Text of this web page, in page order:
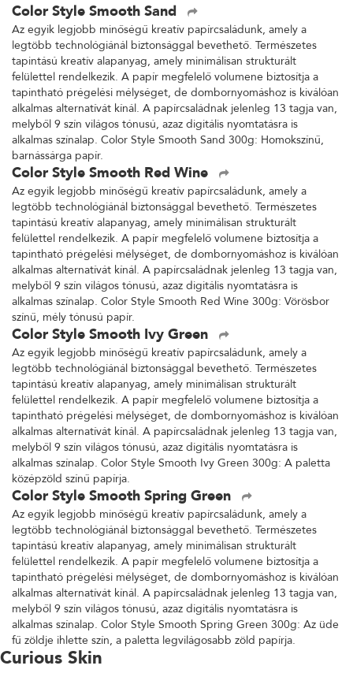
Color Style Smooth Sand
Az egyik legjobb minőségű kreatív papírcsaládunk, amely a
legtöbb technológiánál biztonsággal bevethető. Természetes
tapintású kreatív alapanyag, amely minimálisan strukturált
felülettel rendelkezik. A papír megfelelő volumene biztosítja a
tapintható prégelési mélységet, de dombornyomáshoz is kiválóan
alkalmas alternatívát kínál. A papírcsaládnak jelenleg 13 tagja van,
melyből 9 szín világos tónusú, azaz digitális nyomtatásra is
alkalmas színalap. Color Style Smooth Sand 300g: Homokszínű,
barnássárga papír.
Color Style Smooth Red Wine
Az egyik legjobb minőségű kreatív papírcsaládunk, amely a
legtöbb technológiánál biztonsággal bevethető. Természetes
tapintású kreatív alapanyag, amely minimálisan strukturált
felülettel rendelkezik. A papír megfelelő volumene biztosítja a
tapintható prégelési mélységet, de dombornyomáshoz is kiválóan
alkalmas alternatívát kínál. A papírcsaládnak jelenleg 13 tagja van,
melyből 9 szín világos tónusú, azaz digitális nyomtatásra is
alkalmas színalap. Color Style Smooth Red Wine 300g: Vörösbor
színű, mély tónusú papír.
Color Style Smooth Ivy Green
Az egyik legjobb minőségű kreatív papírcsaládunk, amely a
legtöbb technológiánál biztonsággal bevethető. Természetes
tapintású kreatív alapanyag, amely minimálisan strukturált
felülettel rendelkezik. A papír megfelelő volumene biztosítja a
tapintható prégelési mélységet, de dombornyomáshoz is kiválóan
alkalmas alternatívát kínál. A papírcsaládnak jelenleg 13 tagja van,
melyből 9 szín világos tónusú, azaz digitális nyomtatásra is
alkalmas színalap. Color Style Smooth Ivy Green 300g: A paletta
középzöld színű papírja.
Color Style Smooth Spring Green
Az egyik legjobb minőségű kreatív papírcsaládunk, amely a
legtöbb technológiánál biztonsággal bevethető. Természetes
tapintású kreatív alapanyag, amely minimálisan strukturált
felülettel rendelkezik. A papír megfelelő volumene biztosítja a
tapintható prégelési mélységet, de dombornyomáshoz is kiválóan
alkalmas alternatívát kínál. A papírcsaládnak jelenleg 13 tagja van,
melyből 9 szín világos tónusú, azaz digitális nyomtatásra is
alkalmas színalap. Color Style Smooth Spring Green 300g: Az üde
fű zöldje ihlette szín, a paletta legvilágosabb zöld papírja.
Curious Skin